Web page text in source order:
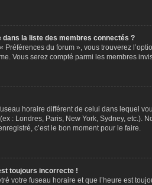
dans la liste des membres connectés ?
Préférences du forum », vous trouverez
Vous serez compté parmi les membres
horaire différent de celui dans lequel
: Londres, Paris, New York, Sydney, etc.).
c’est le bon moment pour le faire.
toujours incorrecte !
votre fuseau horaire et que l’heure est